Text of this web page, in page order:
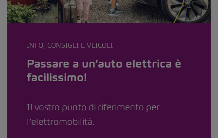
INFO, CONSIGLI E VEICOLI
Passare a un’auto elettrica è
facilissimo!
Il vostro punto di riferimento per
l’elettromobilità.